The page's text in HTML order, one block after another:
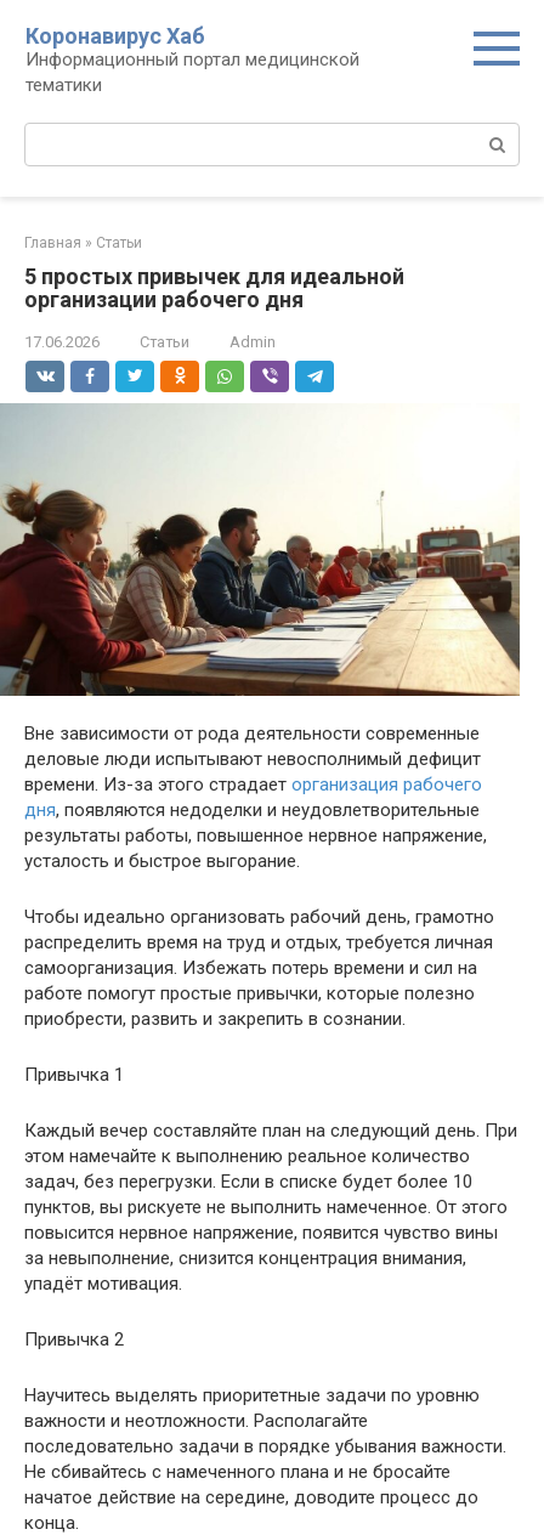
контенту
Коронавирус Хаб
Информационный портал медицинской
тематики
Поиск:
Главная » Статьи
5 простых привычек для идеальной
организации рабочего дня
17.06.2026 Статьи Admin
Вне зависимости от рода деятельности современные
деловые люди испытывают невосполнимый дефицит
времени. Из-за этого страдает организация рабочего
дня, появляются недоделки и неудовлетворительные
результаты работы, повышенное нервное напряжение,
усталость и быстрое выгорание.
Чтобы идеально организовать рабочий день, грамотно
распределить время на труд и отдых, требуется личная
самоорганизация. Избежать потерь времени и сил на
работе помогут простые привычки, которые полезно
приобрести, развить и закрепить в сознании.
Привычка 1
Каждый вечер составляйте план на следующий день. При
этом намечайте к выполнению реальное количество
задач, без перегрузки. Если в списке будет более 10
пунктов, вы рискуете не выполнить намеченное. От этого
повысится нервное напряжение, появится чувство вины
за невыполнение, снизится концентрация внимания,
упадёт мотивация.
Привычка 2
Научитесь выделять приоритетные задачи по уровню
важности и неотложности. Располагайте
последовательно задачи в порядке убывания важности.
Не сбивайтесь с намеченного плана и не бросайте
начатое действие на середине, доводите процесс до
конца.